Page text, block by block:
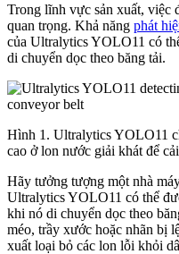
Trong lĩnh vực sản xuất, việc
quan trọng. Khả năng phát
của Ultralytics YOLO11 có
di chuyển dọc theo băng tải.
Hình 1. Ultralytics YOLO11
cao ở lon nước giải khát để
Hãy tưởng tượng một nhà
Ultralytics YOLO11 có thể
khi nó di chuyển dọc theo
méo, trầy xước hoặc nhãn bị
xuất loại bỏ các lon lỗi khỏi